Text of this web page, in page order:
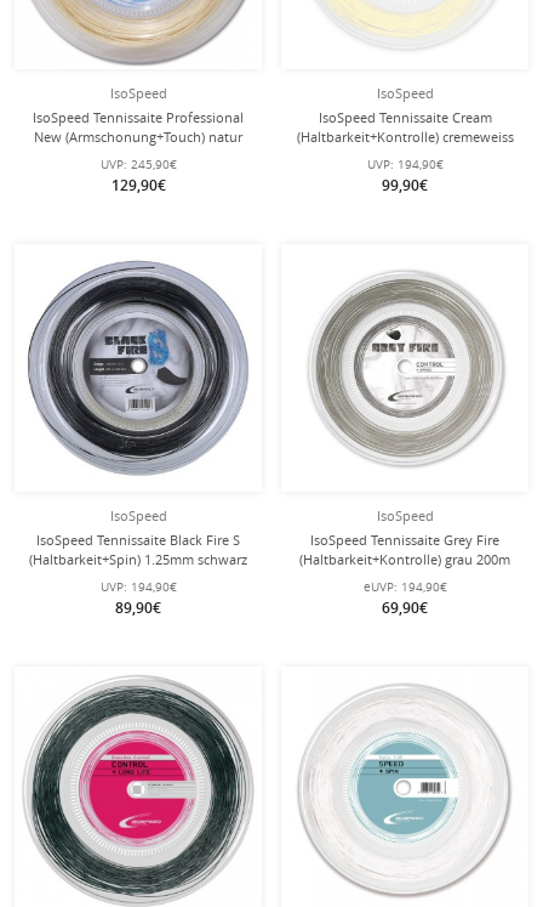
IsoSpeed
IsoSpeed Tennissaite Professional
New (Armschonung+Touch) natur
200m Rolle
UVP: 245,90€
129,90€
IsoSpeed
IsoSpeed Tennissaite Cream
(Haltbarkeit+Kontrolle) cremeweiss
200m Rolle
UVP: 194,90€
99,90€
IsoSpeed
IsoSpeed Tennissaite Black Fire S
(Haltbarkeit+Spin) 1.25mm schwarz
200m Rolle
UVP: 194,90€
89,90€
IsoSpeed
IsoSpeed Tennissaite Grey Fire
(Haltbarkeit+Kontrolle) grau 200m
Rolle
eUVP: 194,90€
69,90€